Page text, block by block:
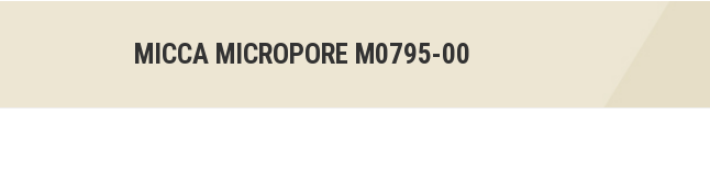
MICCA MICROPORE M0795-00